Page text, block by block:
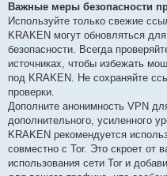
Важные меры безопасности
Используйте только свежие
KRAKEN могут обновляться
безопасности. Всегда
источниках, чтобы избежать
под KRAKEN. Не сохраняйте
проверки.
Дополните анонимность VPN
дополнительного, усиленного
KRAKEN рекомендуется
совместно с Tor. Это скроет от
использования сети Tor и